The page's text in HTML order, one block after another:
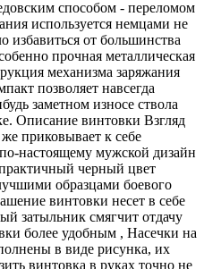
способом - переломом
используется немцами не
избавиться от большинства
прочная металлическая
механизма заряжания
позволяет навсегда
заметном износе ствола
Описание винтовки Взгляд
же приковывает к себе
настоящему мужской дизайн
черный цвет
образцами боевого
винтовки несет в себе
затыльник смягчит отдачу
более удобным , Насечки на
в виде рисунка, их
винтовка в руках точно не